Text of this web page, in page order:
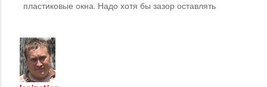
пластиковые окна. Надо хотя бы зазор оставлять